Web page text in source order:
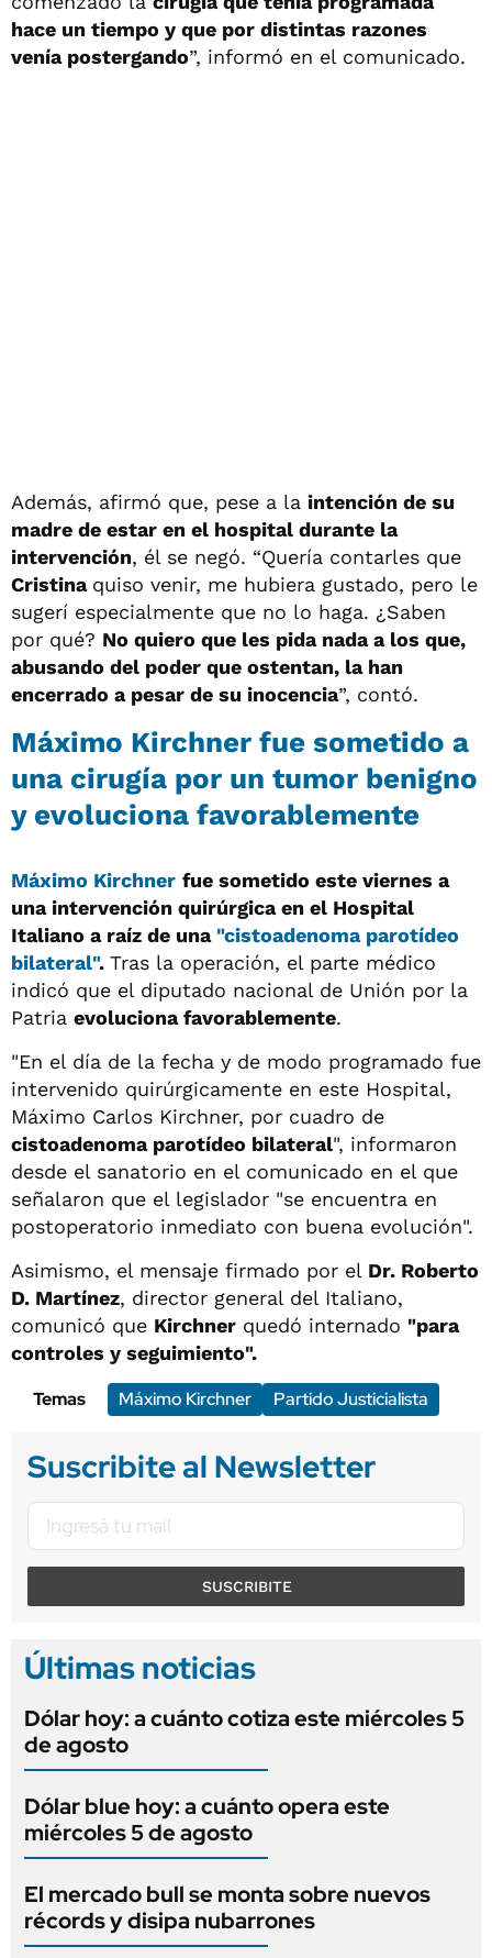
hace un tiempo y que por distintas razones
venía postergando”, informó en el comunicado.
Además, afirmó que, pese a la intención de su
madre de estar en el hospital durante la
intervención, él se negó. “Quería contarles que
Cristina quiso venir, me hubiera gustado, pero le
sugerí especialmente que no lo haga. ¿Saben
por qué? No quiero que les pida nada a los que,
abusando del poder que ostentan, la han
encerrado a pesar de su inocencia”, contó.
Máximo Kirchner fue sometido a
una cirugía por un tumor benigno
y evoluciona favorablemente
Máximo Kirchner fue sometido este viernes a
una intervención quirúrgica en el Hospital
Italiano a raíz de una "cistoadenoma parotídeo
bilateral". Tras la operación, el parte médico
indicó que el diputado nacional de Unión por la
Patria evoluciona favorablemente.
"En el día de la fecha y de modo programado fue
intervenido quirúrgicamente en este Hospital,
Máximo Carlos Kirchner, por cuadro de
cistoadenoma parotídeo bilateral", informaron
desde el sanatorio en el comunicado en el que
señalaron que el legislador "se encuentra en
postoperatorio inmediato con buena evolución".
Asimismo, el mensaje firmado por el Dr. Roberto
D. Martínez, director general del Italiano,
comunicó que Kirchner quedó internado "para
controles y seguimiento".
Temas
Máximo Kirchner Partido Justicialista
Suscribite al Newsletter
SUSCRIBITE
Últimas noticias
Dólar hoy: a cuánto cotiza este miércoles 5
de agosto
Dólar blue hoy: a cuánto opera este
miércoles 5 de agosto
El mercado bull se monta sobre nuevos
récords y disipa nubarrones